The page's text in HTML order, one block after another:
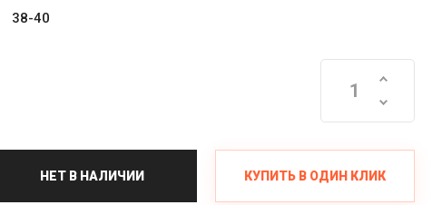
38-40
НЕТ В НАЛИЧИИ КУПИТЬ В ОДИН КЛИК